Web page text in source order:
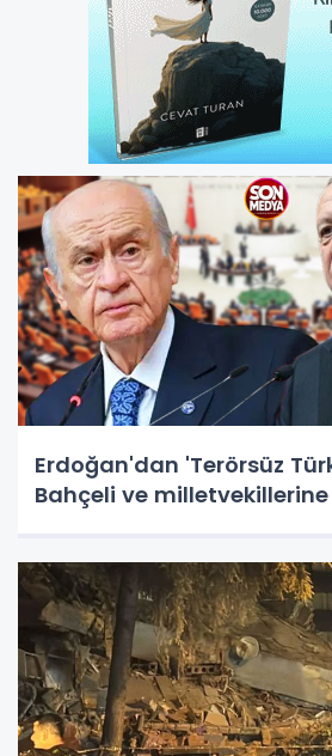
Erdoğan'dan 'Terörsüz
Bahçeli ve